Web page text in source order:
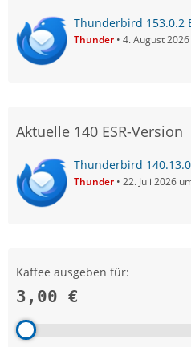
Thunderbird 153.0.2
Thunder 4. August
Aktuelle 140 ESR-Version
Thunderbird
Thunder 22. Juli 2026
Kaffee ausgeben für:
3,00 €